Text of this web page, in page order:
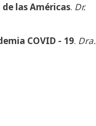
las Américas. Dr.
COVID - 19. Dra.